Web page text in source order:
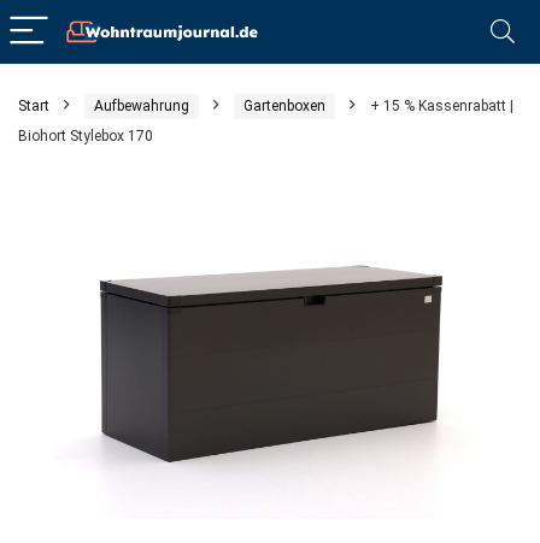
Start Aufbewahrung Gartenboxen
+ 15 % Kassenrabatt |
Biohort Stylebox 170